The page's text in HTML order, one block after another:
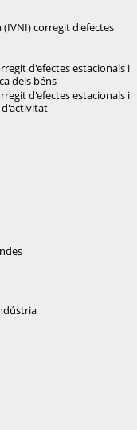
corregit d'efectes
d'efectes estacionals i
dels béns
d'efectes estacionals i
d'activitat